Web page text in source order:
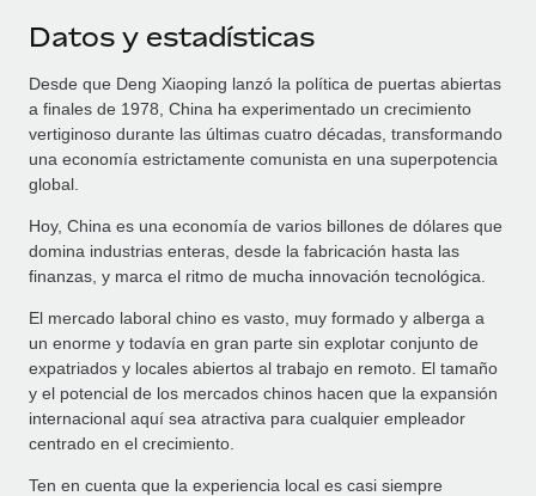
Datos y estadísticas
Desde que Deng Xiaoping lanzó la política de puertas abiertas
a finales de 1978, China ha experimentado un crecimiento
vertiginoso durante las últimas cuatro décadas, transformando
una economía estrictamente comunista en una superpotencia
global.
Hoy, China es una economía de varios billones de dólares que
domina industrias enteras, desde la fabricación hasta las
finanzas, y marca el ritmo de mucha innovación tecnológica.
El mercado laboral chino es vasto, muy formado y alberga a
un enorme y todavía en gran parte sin explotar conjunto de
expatriados y locales abiertos al trabajo en remoto. El tamaño
y el potencial de los mercados chinos hacen que la expansión
internacional aquí sea atractiva para cualquier empleador
centrado en el crecimiento.
Ten en cuenta que la experiencia local es casi siempre